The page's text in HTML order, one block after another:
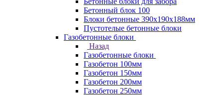
Бетонный блок 100
Блоки бетонные 390х190х188мм
Пустотелые бетонные блоки
Газобетонные блоки
Назад
Газобетонные блоки
Газобетон 100мм
Газобетон 150мм
Газобетон 200мм
Газобетон 250мм